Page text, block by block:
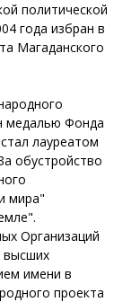
политической
года избран в
Магаданского
медалью Фонда
лауреатом
обустройство
мира"
Организаций
высших
имени в
проекта